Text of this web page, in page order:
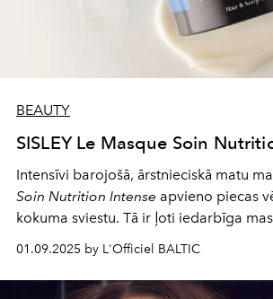
BEAUTY
SISLEY Le Masque Soin
Intensīvi barojošā, ārstnieciskā matu
Soin Nutrition Intense apvieno piecas
kokuma sviestu. Tā ir ļoti iedarbīga
pārveidošanai. Maska dziļi baro,
smagus, tie kļūst mīksti un zīdaini.
01.09.2025 by L'Officiel BALTIC